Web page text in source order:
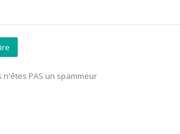
PAS un spammeur